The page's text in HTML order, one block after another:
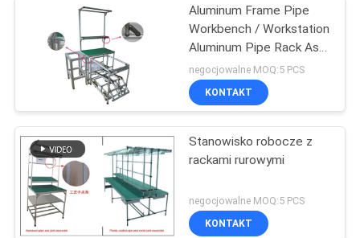
Aluminum Frame Pipe
Workbench / Workstation
Aluminum Pipe Rack As
Display Table
negocjowalne MOQ:5 PCS
KONTAKT
Stanowisko robocze z
rackami rurowymi
negocjowalne MOQ:5 PCS
KONTAKT